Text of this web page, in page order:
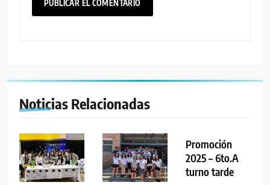
Noticias Relacionadas
Promoción
2025 – 6to.A
turno tarde